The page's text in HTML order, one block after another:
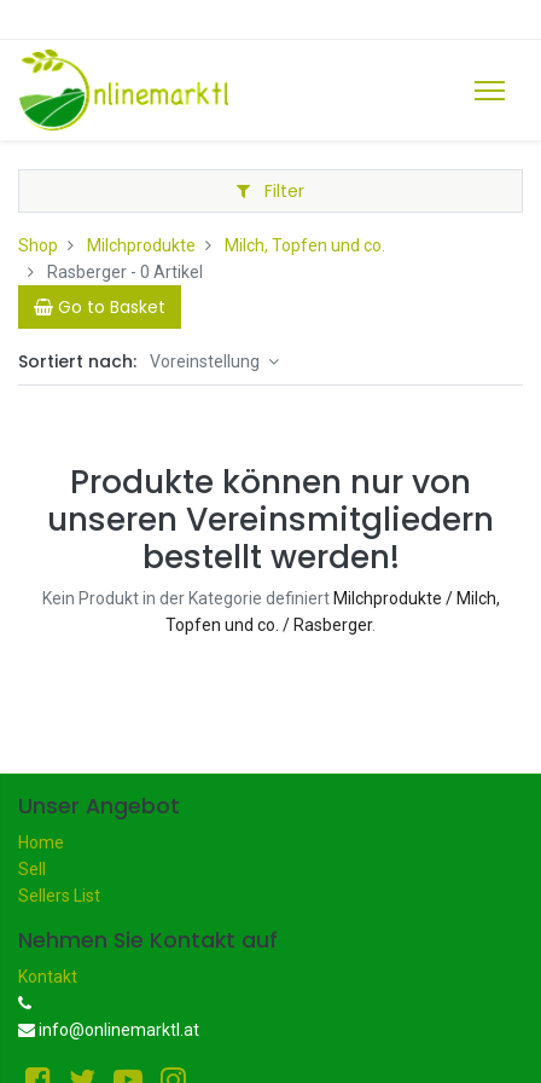
Filter
Shop Milchprodukte
Milch, Topfen und co.
Rasberger - 0 Artikel
Go to Basket
Sortiert nach: Voreinstellung
Produkte können nur von
unseren Vereinsmitgliedern
bestellt werden!
Kein Produkt in der Kategorie definiert Milchprodukte / Milch,
Topfen und co. / Rasberger.
Unser Angebot
Home
Sell
Sellers List
Nehmen Sie Kontakt auf
Kontakt
info@onlinemarktl.at